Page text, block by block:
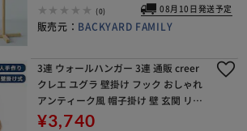
(0) 08月10日発送予定
販売元： BACKYARD FAMILY
3連 ウォールハンガー 3連 通販 creer
クレエ ユグラ 壁掛け フック おしゃれ
アンティーク風 帽子掛け 壁 玄関 リビ
ング かわいい 木製 ウッド 籐製 ラタン
¥3,740